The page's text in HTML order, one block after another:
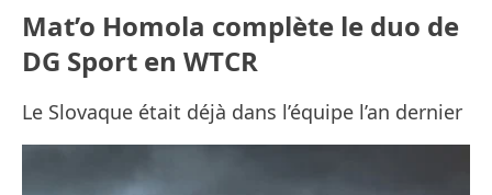
Mat’o Homola complète le duo de
DG Sport en WTCR
Le Slovaque était déjà dans l’équipe l’an dernier